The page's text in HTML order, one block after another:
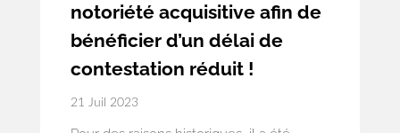
notoriété acquisitive afin de
bénéficier d’un délai de
contestation réduit !
21 Juil 2023